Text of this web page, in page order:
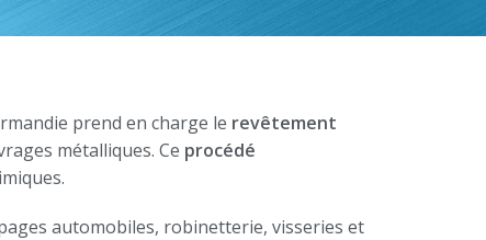
prend en charge le revêtement
métalliques. Ce procédé
automobiles, robinetterie, visseries et